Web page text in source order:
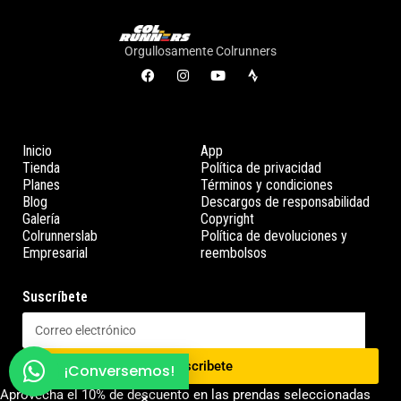
Aprovecha el 10% de descuento en las prendas seleccionadas
Orgullosamente Colrunners
Inicio
Tienda
Planes
Blog
Galería
Colrunnerslab
Empresarial
App
Política de privacidad
Términos y condiciones
Descargos de responsabilidad
Copyright
Política de devoluciones y
reembolsos
Suscríbete
Suscribete
¡Conversemos!